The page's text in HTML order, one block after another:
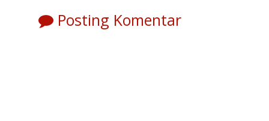
Posting Komentar